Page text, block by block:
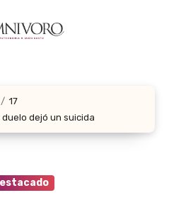
17
dejó un suicida